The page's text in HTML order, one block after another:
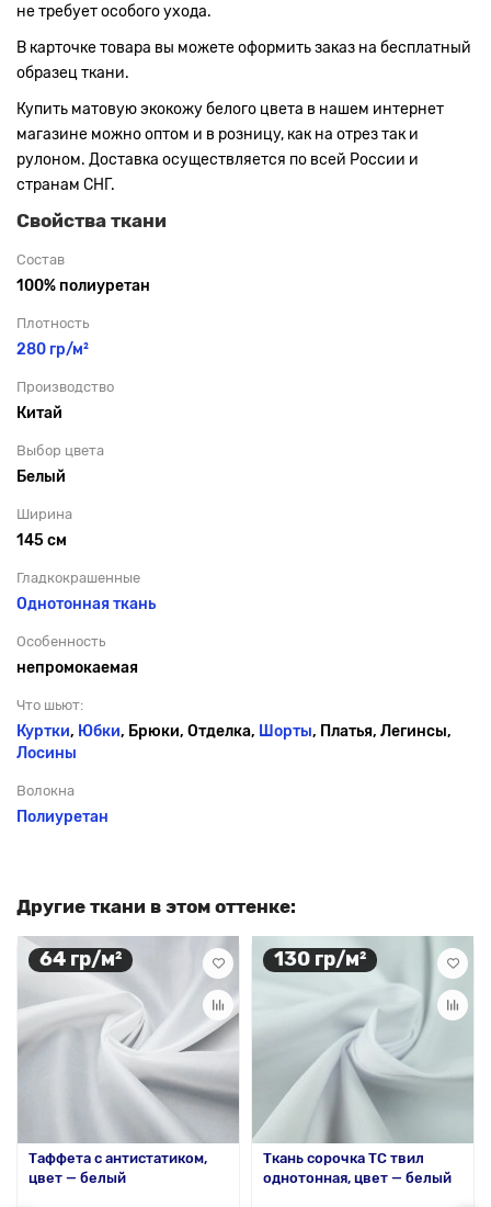
не требует особого ухода.
В карточке товара вы можете оформить заказ на бесплатный
образец ткани.
Купить матовую экокожу белого цвета в нашем интернет
магазине можно оптом и в розницу, как на отрез так и
рулоном. Доставка осуществляется по всей России и
странам СНГ.
Свойства ткани
Состав
100% полиуретан
Плотность
280 гр/м²
Производство
Китай
Выбор цвета
Белый
Ширина
145 см
Гладкокрашенные
Однотонная ткань
Особенность
непромокаемая
Что шьют:
Куртки, Юбки, Брюки, Отделка, Шорты, Платья, Легинсы,
Лосины
Волокна
Полиуретан
Другие ткани в этом оттенке:
64 гр/м²
Таффета с антистатиком,
цвет — белый
130 гр/м²
Ткань сорочка ТС твил
однотонная, цвет — белый